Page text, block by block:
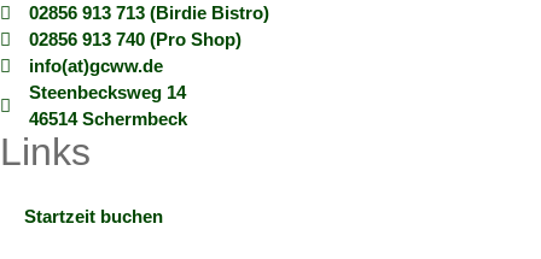
02856 913 713 (Birdie Bistro)
02856 913 740 (Pro Shop)
info(at)gcww.de
Steenbecksweg 14
46514 Schermbeck
Links
Startzeit buchen